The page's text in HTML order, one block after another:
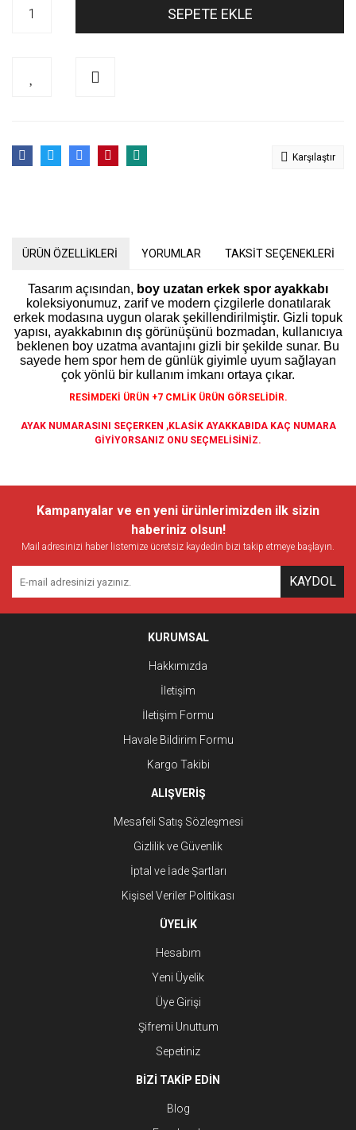
SEPETE EKLE
Karşılaştır
ÜRÜN ÖZELLİKLERİ YORUMLAR TAKSİT SEÇENEKLERİ
Tasarım açısından, boy uzatan erkek spor ayakkabı
koleksiyonumuz, zarif ve modern çizgilerle donatılarak
erkek modasına uygun olarak şekillendirilmiştir. Gizli topuk
yapısı, ayakkabının dış görünüşünü bozmadan, kullanıcıya
beklenen boy uzatma avantajını gizli bir şekilde sunar. Bu
sayede hem spor hem de günlük giyimle uyum sağlayan
çok yönlü bir kullanım imkanı ortaya çıkar.
RESİMDEKİ ÜRÜN +7 CMLİK ÜRÜN GÖRSELİDİR.
AYAK NUMARASINI SEÇERKEN ,KLASİK AYAKKABIDA KAÇ NUMARA
GİYİYORSANIZ ONU SEÇMELİSİNİZ.
Bu ürüne ilk yorumu siz yapın!
Yorum Yaz
tarafımıza iletebilirsiniz.
Görüş ve önerileriniz için teşekkür ederiz.
Ürün resmi kalitesiz, bozuk veya görüntülenemiyor.
Ürün açıklamasında eksik bilgiler bulunuyor.
Ürün fiyatı diğer sitelerden daha pahalı.
Gönder
Kampanyalar ve en yeni ürünlerimizden ilk sizin
haberiniz olsun!
Mail adresinizi haber listemize ücretsiz kaydedin bizi takip etmeye başlayın.
KAYDOL
KURUMSAL
Hakkımızda
İletişim
İletişim Formu
Havale Bildirim Formu
Kargo Takibi
ALIŞVERİŞ
Mesafeli Satış Sözleşmesi
Gizlilik ve Güvenlik
İptal ve İade Şartları
Kişisel Veriler Politikası
ÜYELİK
Hesabım
Yeni Üyelik
Üye Girişi
Şifremi Unuttum
Sepetiniz
BİZİ TAKİP EDİN
Blog